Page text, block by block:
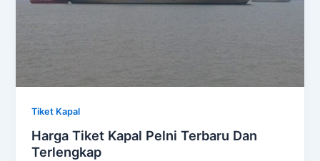
Tiket Kapal
Harga Tiket Kapal Pelni Terbaru Dan
Terlengkap